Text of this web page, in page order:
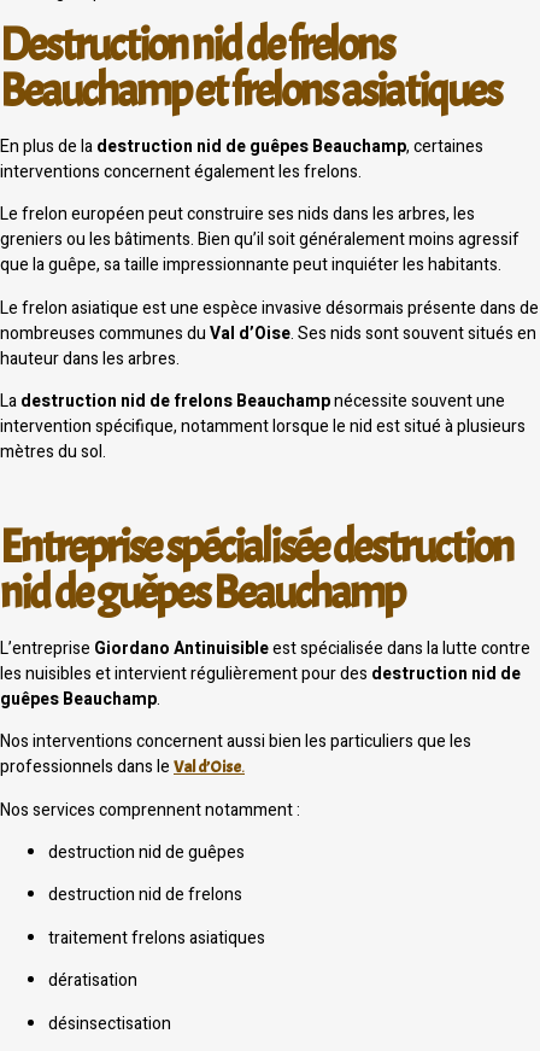
Destruction nid de frelons
Beauchamp et frelons asiatiques
En plus de ladestruction nid de guêpes Beauchamp, certaines
interventions concernent également les frelons.
Le frelon européen peut construire ses nids dans les arbres, les
greniers ou les bâtiments. Bien qu’il soit généralement moins agressif
que la guêpe, sa taille impressionnante peut inquiéter les habitants.
Le frelon asiatique est une espèce invasive désormais présente dans de
nombreuses communes duVal d’Oise. Ses nids sont souvent situés en
hauteur dans les arbres.
Ladestruction nid de frelons Beauchampnécessite souvent une
intervention spécifique, notamment lorsque le nid est situé à plusieurs
mètres du sol.
Entreprise spécialisée destruction
nid de guêpes Beauchamp
L’entreprise Giordano Antinuisibleest spécialisée dans la lutte contre
les nuisibles et intervient régulièrement pour des destruction nid de
guêpes Beauchamp.
Nos interventions concernent aussi bien les particuliers que les
professionnels dans le Val d’Oise.
Nos services comprennent notamment :
destruction nid de guêpes
destruction nid de frelons
traitement frelons asiatiques
dératisation
désinsectisation